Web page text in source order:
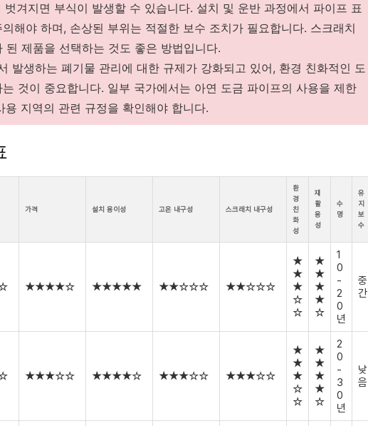
벗겨지면 부식이 발생할 수 있습니다. 설치 및 운반 과정에서 파이프 표
해야 하며, 손상된 부위는 적절한 보수 조치가 필요합니다. 스크래치
제품을 선택하는 것도 좋은 방법입니다.
발생하는 폐기물 관리에 대한 규제가 강화되고 있어, 환경 친화적인 도
것이 중요합니다. 일부 국가에서는 아연 도금 파이프의 사용을 제한
지역의 관련 규정을 확인해야 합니다.
가격 설치 용이성 고온 내구성 스크래치 내구성
환
경
친
화
성
재
활
용
성
수
명
유
지
보
수
★★★★☆ ★★★★★ ★★☆☆☆ ★★☆☆☆
★
★
★
☆
☆
★
★
★
★
☆
1
0
-
2
0
년
중
간
★★★☆☆ ★★★★☆ ★★★☆☆ ★★★☆☆
★
★
★
☆
☆
★
★
★
★
☆
2
0
-
3
0
년
낮
음